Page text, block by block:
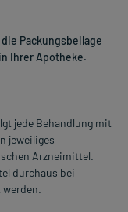
Packungsbeilage
Ihrer Apotheke.
jede Behandlung mit
jeweiliges
Arzneimittel.
durchaus bei